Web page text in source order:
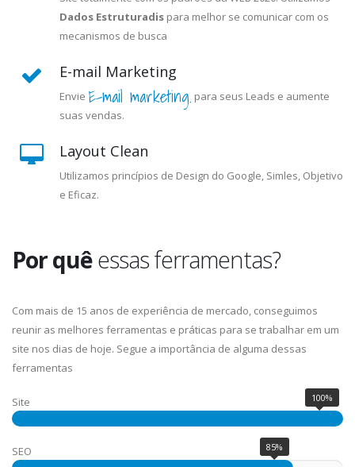
Dados Estruturadis para melhor se comunicar com os
mecanismos de busca
E-mail Marketing
Envie E-mail marketing. para seus Leads e aumente
suas vendas.
Layout Clean
Utilizamos princípios de Design do Google, Simles, Objetivo
e Eficaz.
Por quêessas ferramentas?
Com mais de 15 anos de experiência de mercado, conseguimos
reunir as melhores ferramentas e práticas para se trabalhar em um
site nos dias de hoje. Segue a importância de alguma dessas
ferramentas
Site 100%
SEO 85%